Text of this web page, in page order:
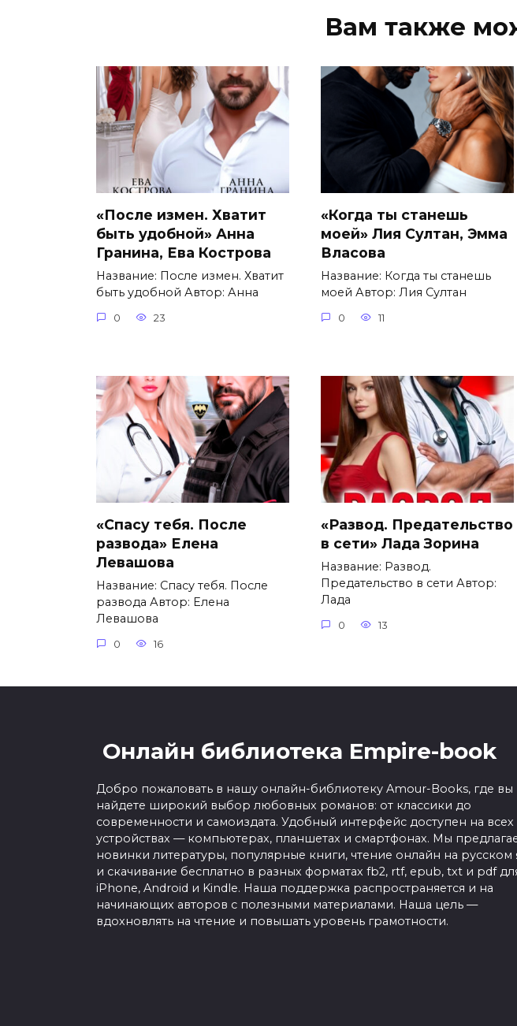
Вам также
«После измен. Хватит
быть удобной» Анна
Гранина, Ева Кострова
Название: После измен. Хватит
быть удобной Автор: Анна
0 23
«Когда ты станешь
моей» Лия Султан, Эмма
Власова
Название: Когда ты станешь
моей Автор: Лия Султан
0 11
«Спасу тебя. После
развода» Елена
Левашова
Название: Спасу тебя. После
развода Автор: Елена
Левашова
0 16
«Развод. Предательство
в сети» Лада Зорина
Название: Развод.
Предательство в сети Автор:
Лада
0 13
Онлайн библиотека Empire-book
Добро пожаловать в нашу онлайн-библиотеку Amour-Books, где вы
найдете широкий выбор любовных романов: от классики до
современности и самоиздата. Удобный интерфейс доступен на всех
устройствах — компьютерах, планшетах и смартфонах. Мы
новинки литературы, популярные книги, чтение онлайн на русском
и скачивание бесплатно в разных форматах fb2, rtf, epub, txt и pdf
iPhone, Android и Kindle. Наша поддержка распространяется и на
начинающих авторов с полезными материалами. Наша цель —
вдохновлять на чтение и повышать уровень грамотности.